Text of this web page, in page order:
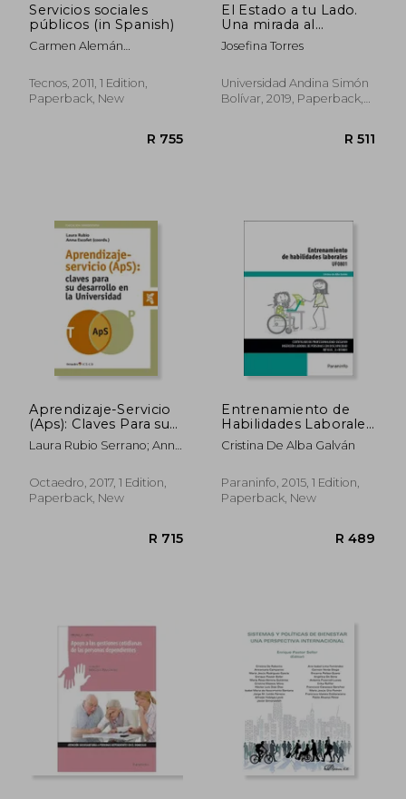
Servicios sociales
públicos (in Spanish)
Carmen Alemán
Seco,Mercedes García
Serrano
Tecnos, 2011, 1 Edition,
Paperback, New
El Estado a tu Lado.
Una mirada al
dispositivo y su
discurso (in Spanish)
Josefina Torres
Universidad Andina Simón
Bolívar, 2019, Paperback,
Aprendizaje-Servicio
(Aps): Claves Para su
Desarrollo en la
Universidad (in
Laura Rubio Serrano; Anna
Octaedro, 2017, 1 Edition,
Paperback, New
Entrenamiento de
Habilidades Laborales
(cp - Certificado
Profesionalidad) (in
Cristina De Alba Galván
Paraninfo, 2015, 1 Edition,
Paperback, New